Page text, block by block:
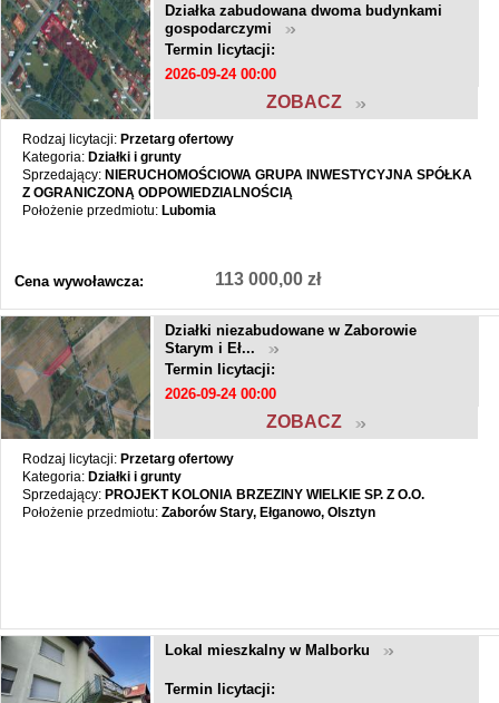
Działka zabudowana dwoma budynkami
gospodarczymi
Termin licytacji:
2026-09-24 00:00
ZOBACZ
Rodzaj licytacji: Przetarg ofertowy
Kategoria: Działki i grunty
Sprzedający: NIERUCHOMOŚCIOWA GRUPA INWESTYCYJNA SPÓŁKA
Z OGRANICZONĄ ODPOWIEDZIALNOŚCIĄ
Położenie przedmiotu: Lubomia
Cena wywoławcza: 113 000,00 zł
Działki niezabudowane w Zaborowie
Starym i Eł...
Termin licytacji:
2026-09-24 00:00
ZOBACZ
Rodzaj licytacji: Przetarg ofertowy
Kategoria: Działki i grunty
Sprzedający: PROJEKT KOLONIA BRZEZINY WIELKIE SP. Z O.O.
Położenie przedmiotu: Zaborów Stary, Ełganowo, Olsztyn
Lokal mieszkalny w Malborku
Termin licytacji: